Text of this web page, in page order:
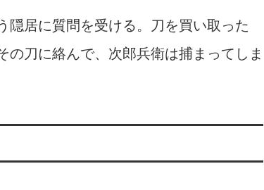
隠居に質問を受ける。刀を買い取った
刀に絡んで、次郎兵衛は捕まってしま